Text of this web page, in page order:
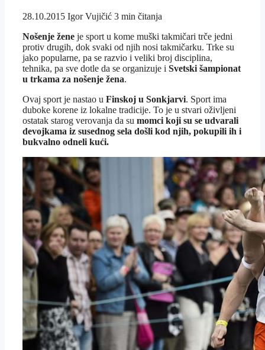
28.10.2015 Igor Vujičić 3 min čitanja
Nošenje žene je sport u kome muški takmičari trče jedni
protiv drugih, dok svaki od njih nosi takmičarku. Trke su
jako popularne, pa se razvio i veliki broj disciplina,
tehnika, pa sve dotle da se organizuje i Svetski šampionat
u trkama za nošenje žena.
Ovaj sport je nastao u Finskoj u Sonkjarvi. Sport ima
duboke korene iz lokalne tradicije. To je u stvari oživljeni
ostatak starog verovanja da su momci koji su se udvarali
devojkama iz susednog sela došli kod njih, pokupili ih i
bukvalno odneli kući.